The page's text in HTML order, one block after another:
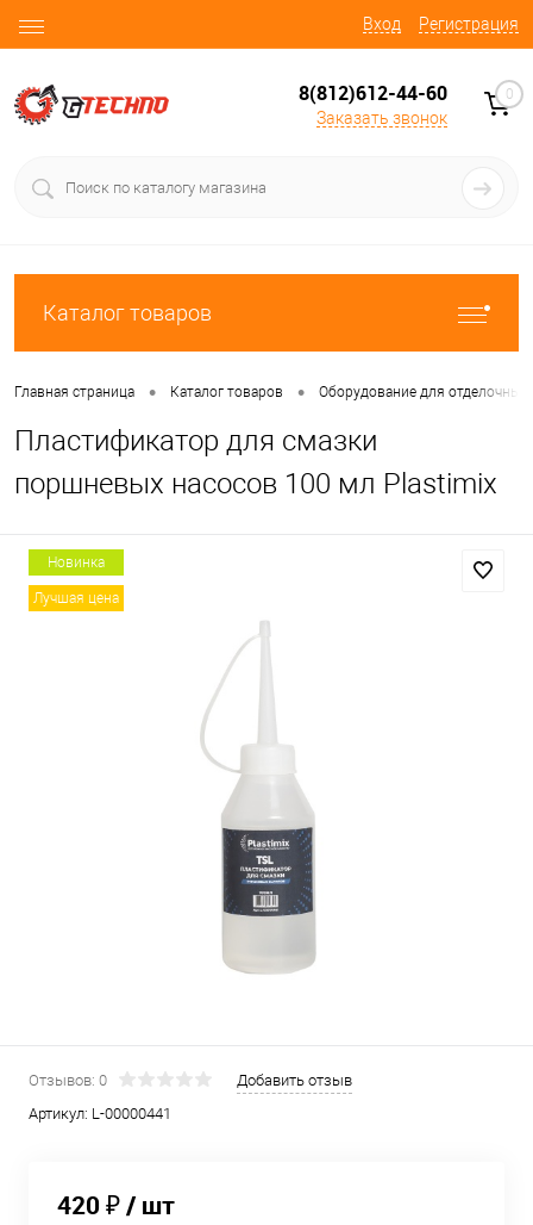
Вход Регистрация
8(812)612-44-60
Заказать звонок
0
Каталог товаров
Главная страница • Каталог товаров • Оборудование для отделочных
Пластификатор для смазки
поршневых насосов 100 мл Plastimix
Новинка
Лучшая цена
Отзывов: 0
Добавить отзыв
Артикул: L-00000441
420 ₽/ шт